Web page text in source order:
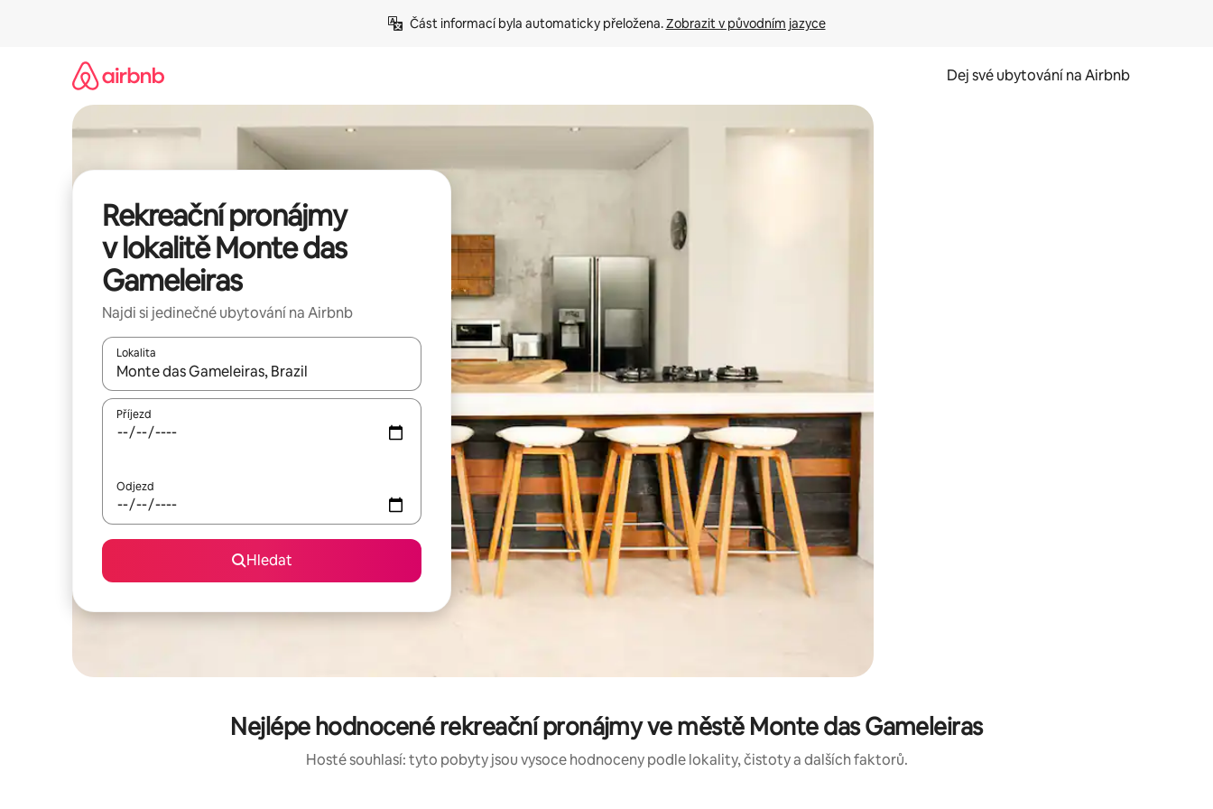
Část informací byla automaticky přeložena. Zobrazit v původním jazyce
Dej své ubytování na Airbnb
Rekreační pronájmy
v lokalitě Monte das
Gameleiras
Najdi si jedinečné ubytování na Airbnb
Lokalita
Až budou výsledky k dispozici, můžeš si je procházet pomocí šipek nahoru a dolů, dotykem nebo přejetím prstem.
Příjezd
Odjezd
Hledat
Nejlépe hodnocené rekreační pronájmy ve městě Monte das Gameleiras
Hosté souhlasí: tyto pobyty jsou vysoce hodnoceny podle lokality, čistoty a dalších faktorů.